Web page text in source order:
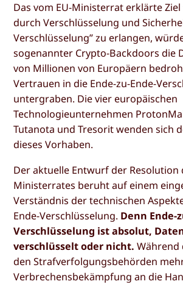
Das vom EU-Ministerrat erklärte Ziel
durch Verschlüsselung und
Verschlüsselung” zu erlangen,
sogenannter Crypto-Backdoors die
von Millionen von Europäern
Vertrauen in die Ende-zu-Ende-
untergraben. Die vier europäischen
Technologieunternehmen
Tutanota und Tresorit wenden sich
dieses Vorhaben.
Der aktuelle Entwurf der Resolution
Ministerrates beruht auf einem
Verständnis der technischen
Ende-Verschlüsselung. Denn Ende-
Verschlüsselung ist absolut,
verschlüsselt oder nicht. Während
den Strafverfolgungsbehörden
Verbrechensbekämpfung an die